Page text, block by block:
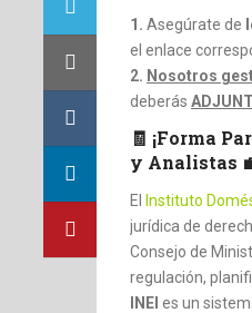
1. Asegúrate de
el enlace
2. Nosotros
deberás
🧾 ¡Forma
y Analistas
El Instituto
jurídica de
Consejo de
regulación,
INEI es un